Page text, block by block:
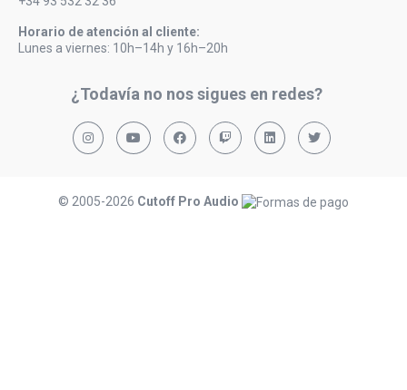
Horario de atención al cliente:
Lunes a viernes: 10h–14h y 16h–20h
¿Todavía no nos sigues en redes?
© 2005-2026 Cutoff Pro Audio